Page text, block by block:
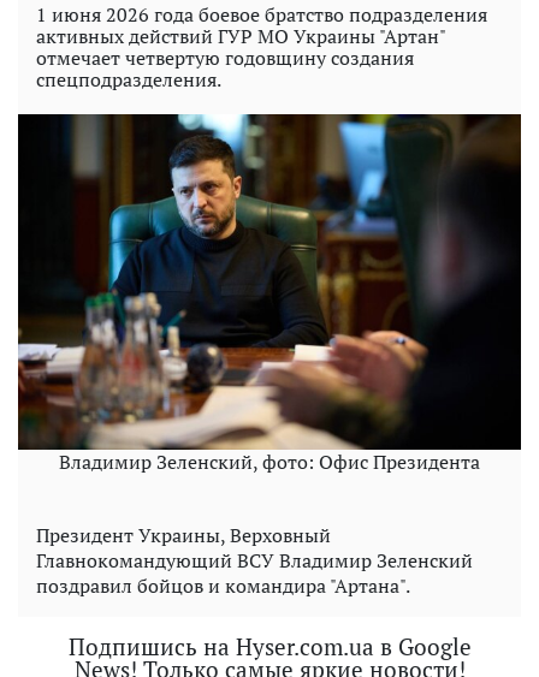
1 июня 2026 года боевое братство подразделения
активных действий ГУР МО Украины "Артан"
отмечает четвертую годовщину создания
спецподразделения.
Владимир Зеленский, фото: Офис Президента
Президент Украины, Верховный
Главнокомандующий ВСУ Владимир Зеленский
поздравил бойцов и командира "Артана".
Подпишись на Hyser.com.ua в Google
News! Только самые яркие новости!